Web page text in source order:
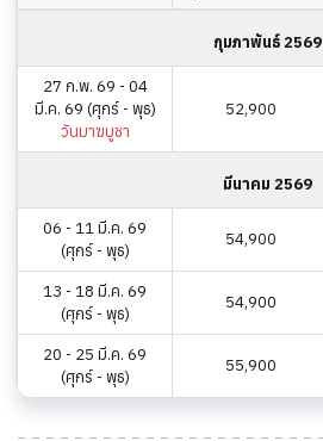
กุมภาพันธ์ 2569
27 ก.พ. 69 - 04
มี.ค. 69 (ศุกร์ - พุธ)
วันมาฆบูชา
52,900
มีนาคม 2569
06 - 11 มี.ค. 69
(ศุกร์ - พุธ)
54,900
13 - 18 มี.ค. 69
(ศุกร์ - พุธ)
54,900
20 - 25 มี.ค. 69
(ศุกร์ - พุธ)
55,900